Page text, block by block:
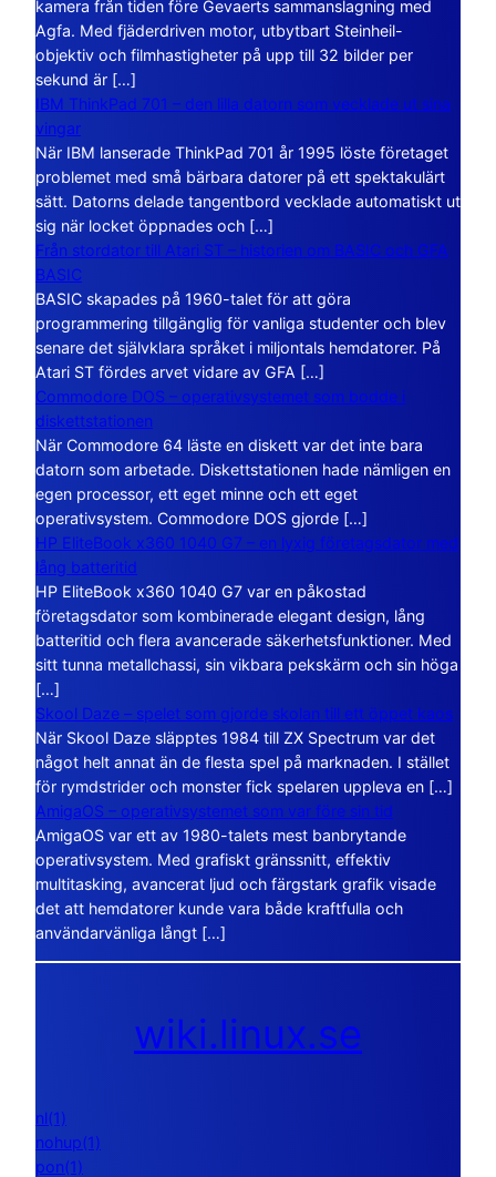
kamera från tiden före Gevaerts sammanslagning med
Agfa. Med fjäderdriven motor, utbytbart Steinheil-
objektiv och filmhastigheter på upp till 32 bilder per
sekund är […]
IBM ThinkPad 701 – den lilla datorn som vecklade ut sina
vingar
När IBM lanserade ThinkPad 701 år 1995 löste företaget
problemet med små bärbara datorer på ett spektakulärt
sätt. Datorns delade tangentbord vecklade automatiskt ut
sig när locket öppnades och […]
Från stordator till Atari ST – historien om BASIC och GFA
BASIC
BASIC skapades på 1960-talet för att göra
programmering tillgänglig för vanliga studenter och blev
senare det självklara språket i miljontals hemdatorer. På
Atari ST fördes arvet vidare av GFA […]
Commodore DOS – operativsystemet som bodde i
diskettstationen
När Commodore 64 läste en diskett var det inte bara
datorn som arbetade. Diskettstationen hade nämligen en
egen processor, ett eget minne och ett eget
operativsystem. Commodore DOS gjorde […]
HP EliteBook x360 1040 G7 – en lyxig företagsdator med
lång batteritid
HP EliteBook x360 1040 G7 var en påkostad
företagsdator som kombinerade elegant design, lång
batteritid och flera avancerade säkerhetsfunktioner. Med
sitt tunna metallchassi, sin vikbara pekskärm och sin höga
[…]
Skool Daze – spelet som gjorde skolan till ett öppet kaos
När Skool Daze släpptes 1984 till ZX Spectrum var det
något helt annat än de flesta spel på marknaden. I stället
för rymdstrider och monster fick spelaren uppleva en […]
AmigaOS – operativsystemet som var före sin tid
AmigaOS var ett av 1980-talets mest banbrytande
operativsystem. Med grafiskt gränssnitt, effektiv
multitasking, avancerat ljud och färgstark grafik visade
det att hemdatorer kunde vara både kraftfulla och
användarvänliga långt […]
wiki.linux.se
nl(1)
nohup(1)
pon(1)